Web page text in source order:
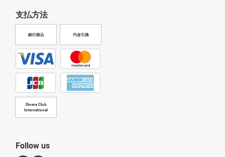
支払方法
銀行振込 代金引換
Diners Club
International
Follow us